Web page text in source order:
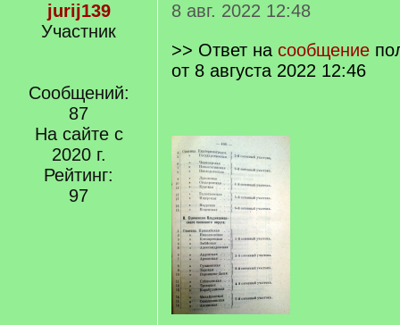
jurij139
Участник
Сообщений:
87
На сайте с
2020 г.
Рейтинг:
97
8 авг. 2022 12:48
>> Ответ на сообщение
от 8 августа 2022 12:46